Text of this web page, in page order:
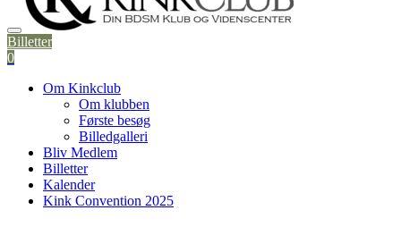
Billetter
0
Om Kinkclub
Om klubben
Første besøg
Billedgalleri
Bliv Medlem
Billetter
Kalender
Kink Convention 2025